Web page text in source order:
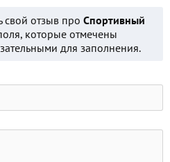
свой отзыв про Спортивный
которые отмечены
для заполнения.